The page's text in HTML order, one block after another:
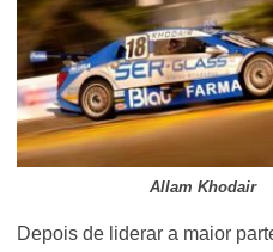
Allam Khodair
Depois de liderar a maior